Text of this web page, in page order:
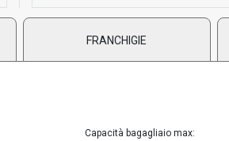
FRANCHIGIE
Capacità bagagliaio max: